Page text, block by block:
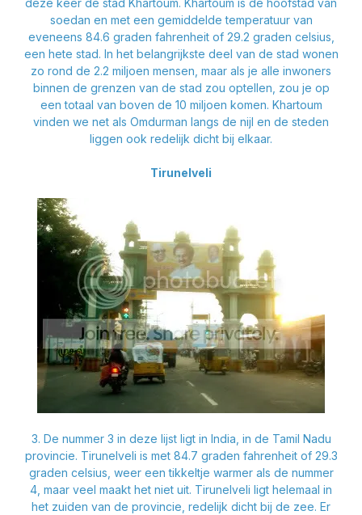
deze keer de stad Khartoum. Khartoum is de hoofstad van
soedan en met een gemiddelde temperatuur van
eveneens 84.6 graden fahrenheit of 29.2 graden celsius,
een hete stad. In het belangrijkste deel van de stad wonen
zo rond de 2.2 miljoen mensen, maar als je alle inwoners
binnen de grenzen van de stad zou optellen, zou je op
een totaal van boven de 10 miljoen komen. Khartoum
vinden we net als Omdurman langs de nijl en de steden
liggen ook redelijk dicht bij elkaar.
Tirunelveli
3. De nummer 3 in deze lijst ligt in India, in de Tamil Nadu
provincie. Tirunelveli is met 84.7 graden fahrenheit of 29.3
graden celsius, weer een tikkeltje warmer als de nummer
4, maar veel maakt het niet uit. Tirunelveli ligt helemaal in
het zuiden van de provincie, redelijk dicht bij de zee. Er